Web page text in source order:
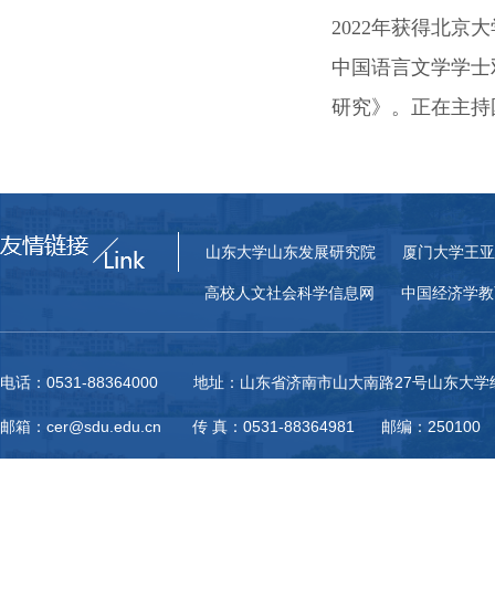
2022年获得北京
中国语言文学学士
研究》。正在主
山东大学山东发展研究院 厦门大学王
高校人文社会科学信息网 中国经济学
电话：0531-88364000 地址：山东省济南市山大南路27号山东大学
邮箱：cer@sdu.edu.cn 传 真：0531-88364981 邮编：250100